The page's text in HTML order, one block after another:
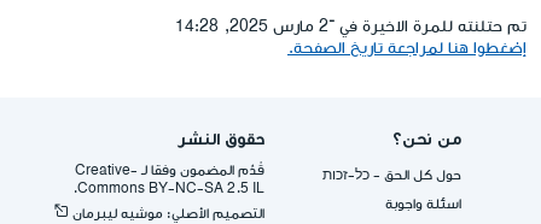
تم حتلنته للمرة الاخيرة في ־2 مارس 2025, 14:28
إضغطوا هنا لمراجعة تاريخ الصفحة.
من نحن؟
حول كل الحق - כל-זכות
اسئلة واجوبة
حقوق النشر
قُدِّم المضمون وفقا لـ -Creative
Commons BY-NC-SA 2.5 IL.
التصميم الأصلي: موشيه ليبرمان